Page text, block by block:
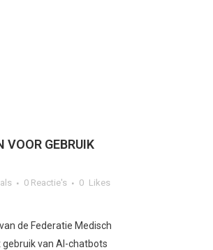
VOOR GEBRUIK
0 Reactie's 0 Likes
de Federatie Medisch
van AI-chatbots